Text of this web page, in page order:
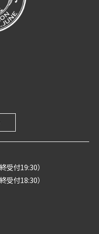
受付19:30）
受付18:30）